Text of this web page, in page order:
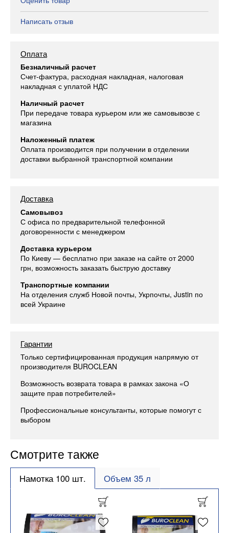
Написать отзыв
Оплата
Безналичный расчет
Счет-фактура, расходная накладная, налоговая
накладная с уплатой НДС
Наличный расчет
При передаче товара курьером или же самовывозе с
магазина
Наложенный платеж
Оплата производится при получении в отделении
доставки выбранной транспортной компании
Доставка
Самовывоз
С офиса по предварительной телефонной
договоренности с менеджером
Доставка курьером
По Киеву — бесплатно при заказе на сайте от 2000
грн, возможность заказать быструю доставку
Транспортные компании
На отделения служб Новой почты, Укрпочты, Justin по
всей Украине
Гарантии
Только сертифицированная продукция напрямую от
производителя BUROCLEAN
Возможность возврата товара в рамках закона «О
защите прав потребителей»
Профессиональные консультанты, которые помогут с
выбором
Смотрите также
Намотка 100 шт. Объем 35 л